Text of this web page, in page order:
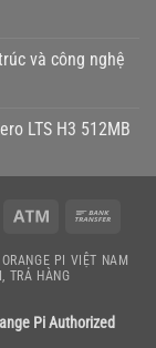
và công nghệ
LTS H3 512MB
MasterCard Atm
PI VIỆT NAM
TRẢ HÀNG
Pi Authorized